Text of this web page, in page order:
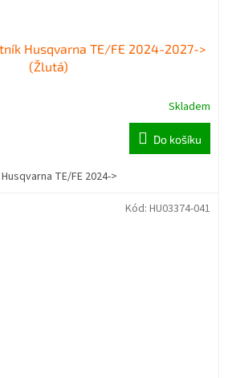
Husqvarna TE/FE 2024-2027->
(Žlutá)
Skladem
Do košíku
TE/FE 2024->
Kód: HU03374-041